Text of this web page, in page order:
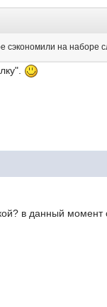
сэкономили на наборе
в данный